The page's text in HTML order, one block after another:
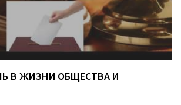
В ЖИЗНИ ОБЩЕСТВА И